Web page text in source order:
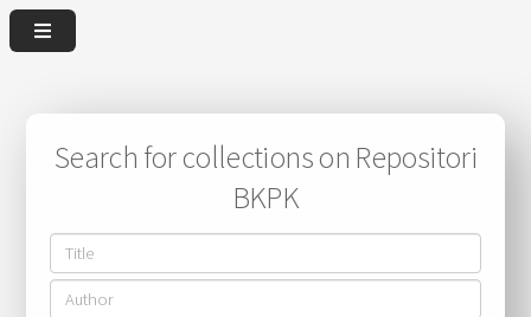
Search for collections on Repositori
BKPK